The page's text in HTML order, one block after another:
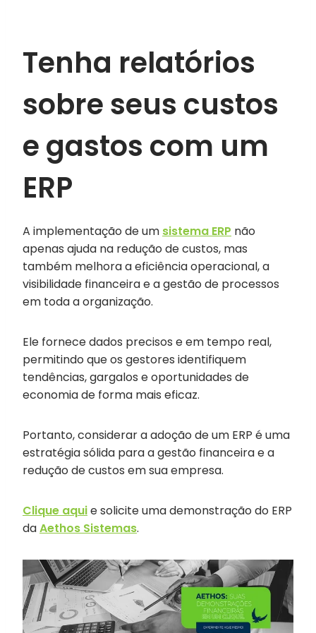
Tenha relatórios
sobre seus custos
e gastos com um
ERP
A implementação de um sistema ERP não
apenas ajuda na redução de custos, mas
também melhora a eficiência operacional, a
visibilidade financeira e a gestão de processos
em toda a organização.
Ele fornece dados precisos e em tempo real,
permitindo que os gestores identifiquem
tendências, gargalos e oportunidades de
economia de forma mais eficaz.
Portanto, considerar a adoção de um ERP é uma
estratégia sólida para a gestão financeira e a
redução de custos em sua empresa.
Clique aquie solicite uma demonstração do ERP
daAethos Sistemas.